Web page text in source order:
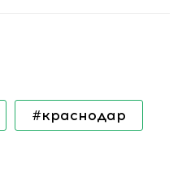
#краснодар